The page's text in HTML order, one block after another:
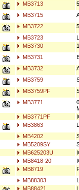
MB3713
MB3715
MB3722
MB3723
MB3730
MB3731
MB3732
MB3759
MB3759PF
MB3771
MB3771PF
MB3863
MB4202
MB5209SY
MB625203U
MB8418-20
MB8719
MB88303
MB88421